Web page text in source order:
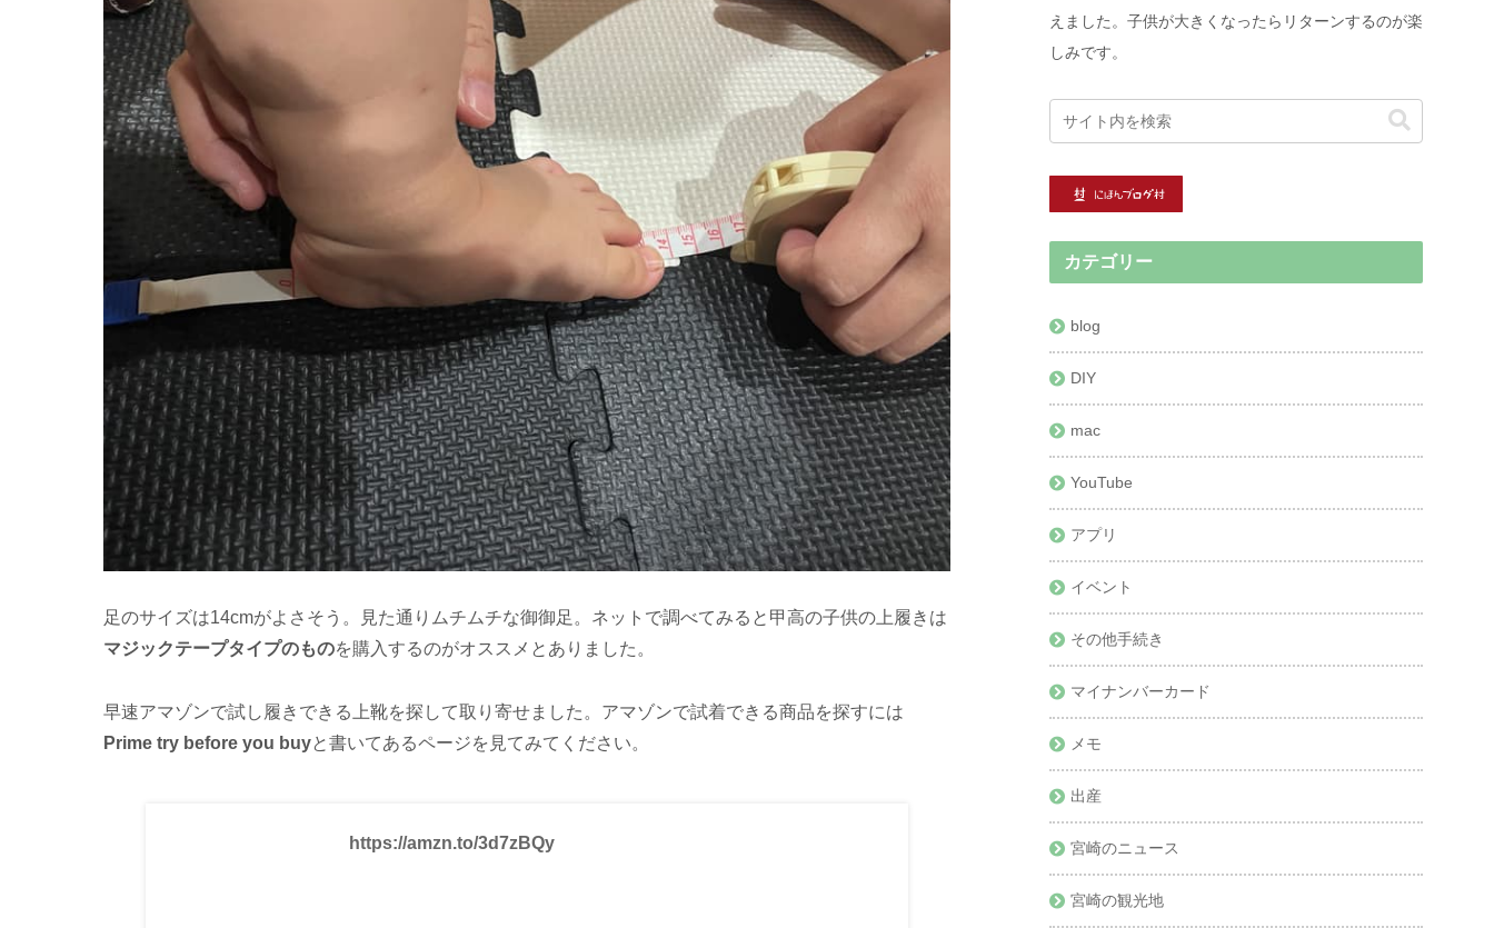
足のサイズは14cmがよさそう。見た通りムチムチな御御足。ネットで調べてみると甲高の子供の上履きは
マジックテープタイプのものを購入するのがオススメとありました。
早速アマゾンで試し履きできる上靴を探して取り寄せました。アマゾンで試着できる商品を探すには
Prime try before you buyと書いてあるページを見てみてください。
https://amzn.to/3d7zBQy
えました。子供が大きくなったらリターンするのが楽
しみです。
カテゴリー
blog
DIY
mac
YouTube
アプリ
イベント
その他手続き
マイナンバーカード
メモ
出産
宮崎のニュース
宮崎の観光地